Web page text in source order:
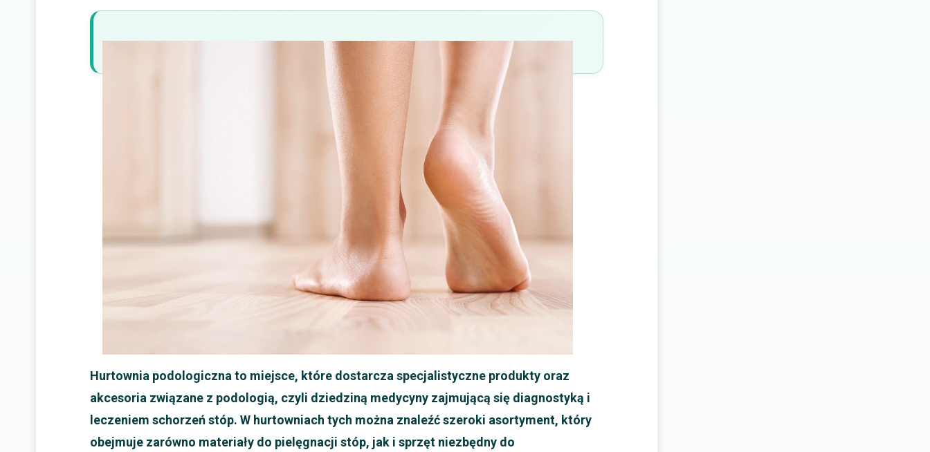
Hurtownia podologiczna to miejsce, które dostarcza specjalistyczne produkty oraz
akcesoria związane z podologią, czyli dziedziną medycyny zajmującą się diagnostyką i
leczeniem schorzeń stóp. W hurtowniach tych można znaleźć szeroki asortyment, który
obejmuje zarówno materiały do pielęgnacji stóp, jak i sprzęt niezbędny do